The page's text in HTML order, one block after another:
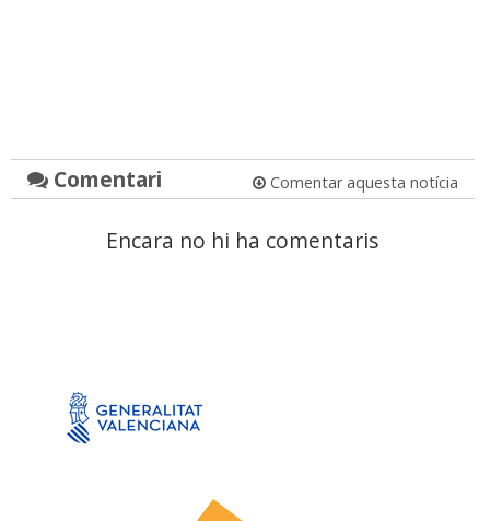
Comentari Comentar aquesta notícia
Encara no hi ha comentaris